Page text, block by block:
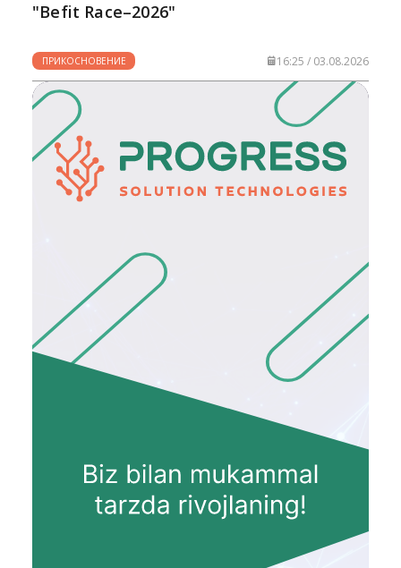
"Befit Race–2026"
ПРИКОСНОВЕНИЕ 16:25 / 03.08.2026